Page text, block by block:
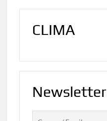
CLIMA
Newsletter